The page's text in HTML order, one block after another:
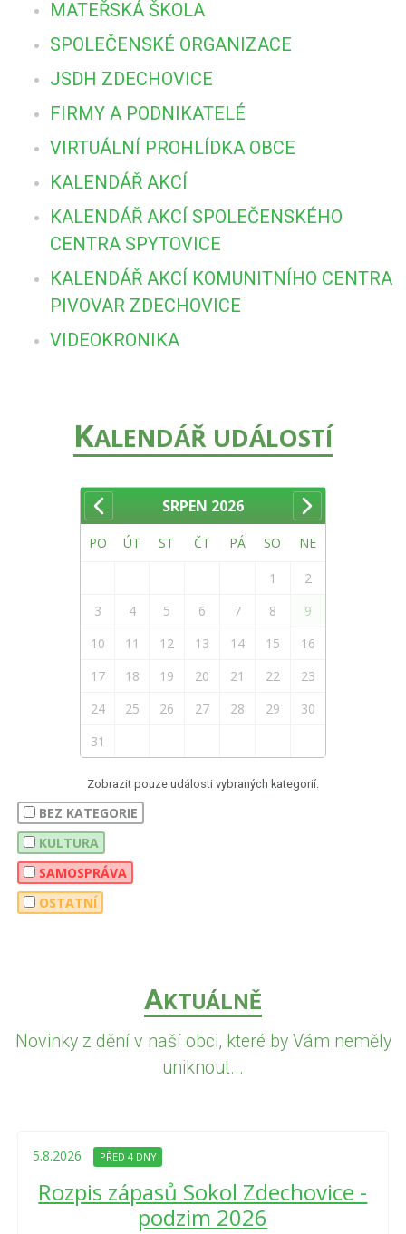
MATEŘSKÁ ŠKOLA
SPOLEČENSKÉ ORGANIZACE
JSDH ZDECHOVICE
FIRMY A PODNIKATELÉ
VIRTUÁLNÍ PROHLÍDKA OBCE
KALENDÁŘ AKCÍ
KALENDÁŘ AKCÍ SPOLEČENSKÉHO
CENTRA SPYTOVICE
KALENDÁŘ AKCÍ KOMUNITNÍHO CENTRA
PIVOVAR ZDECHOVICE
VIDEOKRONIKA
KALENDÁŘ UDÁLOSTÍ
SRPEN 2026
PO ÚT ST ČT PÁ SO NE
1
2
3
4 5 6 7 8
9
10
11 12 13 14 15
16
17
18 19 20 21 22
23
24
25 26 27 28 29
30
31
Zobrazit pouze události vybraných kategorií:
BEZ KATEGORIE
KULTURA
SAMOSPRÁVA
OSTATNÍ
AKTUÁLNĚ
Novinky z dění v naší obci, které by Vám neměly
uniknout...
5.8.2026 PŘED 4 DNY
Rozpis zápasů Sokol Zdechovice -
podzim 2026